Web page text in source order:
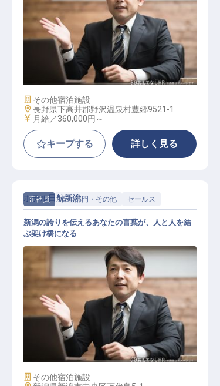
支配人【mont】
施設業態
その他宿泊施設
勤務地
長野県下高井郡野沢温泉村豊郷9521-1
給与
月給／360,000円～
キープする 詳しく見る
正社員 管理部門・その他 セールス
法人営業
ホテル日航新潟
新潟の誇りを伝えるあなたの言葉が、人と人を結
ぶ架け橋になる
施設業態
その他宿泊施設